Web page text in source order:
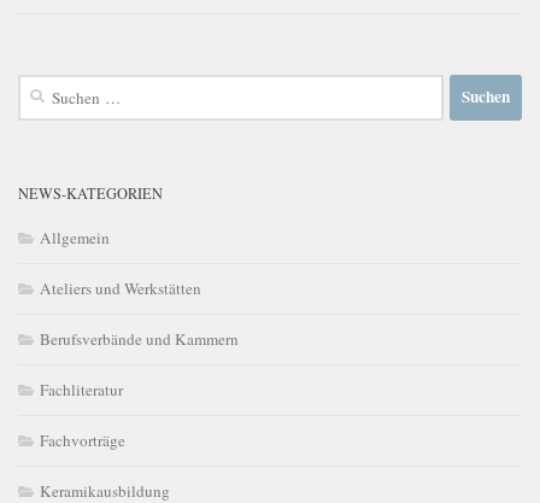
Suchen
NEWS-KATEGORIEN
Allgemein
Ateliers und Werkstätten
Berufsverbände und Kammern
Fachliteratur
Fachvorträge
Keramikausbildung